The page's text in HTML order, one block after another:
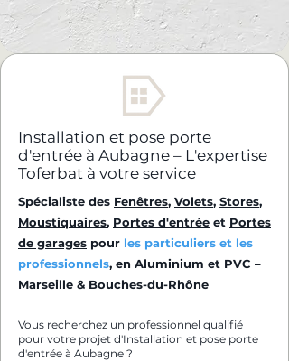
Installation et pose porte
d'entrée à Aubagne – L'expertise
Toferbat à votre service
Spécialiste des Fenêtres, Volets, Stores,
Moustiquaires, Portes d'entrée et Portes
de garages pour les particuliers et les
professionnels, en Aluminium et PVC –
Marseille & Bouches-du-Rhône
Vous recherchez un professionnel qualifié
pour votre projet d'Installation et pose porte
d'entrée à Aubagne ?